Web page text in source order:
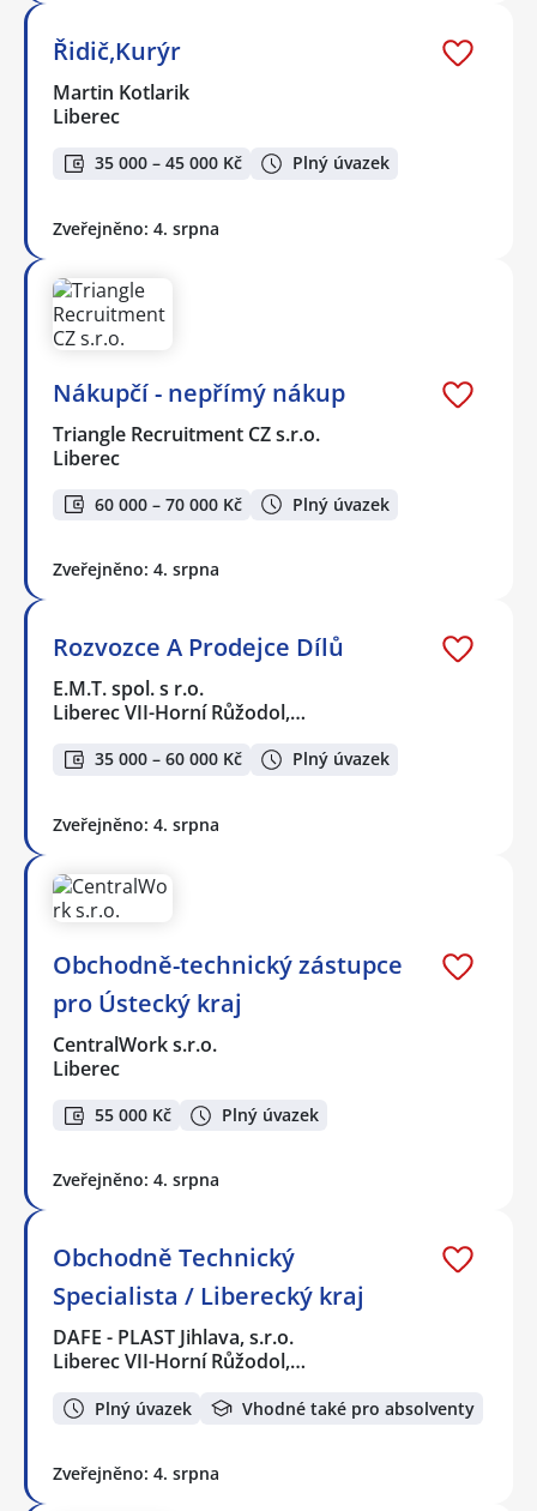
Řidič,Kurýr
Martin Kotlarik
Liberec
35 000 – 45 000 Kč Plný úvazek
Zveřejněno: 4. srpna
Nákupčí - nepřímý nákup
Triangle Recruitment CZ s.r.o.
Liberec
60 000 – 70 000 Kč Plný úvazek
Zveřejněno: 4. srpna
Rozvozce A Prodejce Dílů
E.M.T. spol. s r.o.
Liberec VII-Horní Růžodol,…
35 000 – 60 000 Kč Plný úvazek
Zveřejněno: 4. srpna
Obchodně-technický zástupce
pro Ústecký kraj
CentralWork s.r.o.
Liberec
55 000 Kč Plný úvazek
Zveřejněno: 4. srpna
Obchodně Technický
Specialista / Liberecký kraj
DAFE - PLAST Jihlava, s.r.o.
Liberec VII-Horní Růžodol,…
Plný úvazek Vhodné také pro absolventy
Zveřejněno: 4. srpna